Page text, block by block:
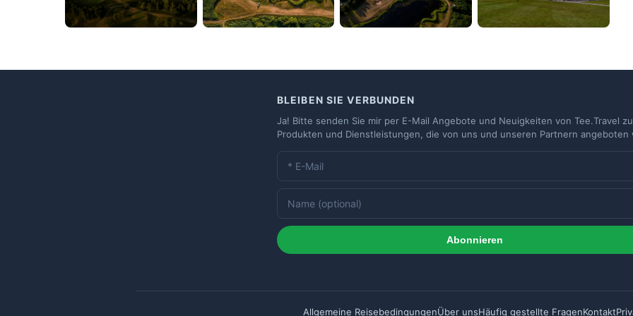
BLEIBEN SIE VERBUNDEN
Ja! Bitte senden Sie mir per E-Mail Angebote und Neuigkeiten von Tee.Travel zu
Produkten und Dienstleistungen, die von uns und unseren Partnern angeboten
Abonnieren
Allgemeine ReisebedingungenÜber unsHäufig gestellte FragenKontakt